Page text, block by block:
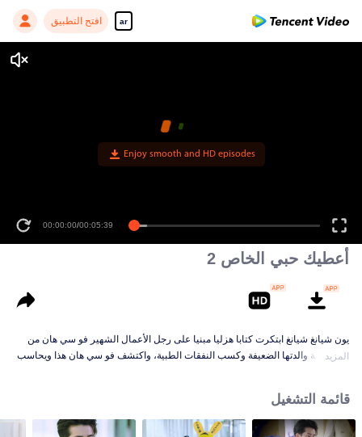
ar افتح التطبيق
Enjoy smooth and HD episodes
00:00:00/00:05:39
أعطيك حبي الخاص 2
يون شيانغ شيانغ ابتكرت كتابا هزليا مبنيا على رجل الأعمال الشهير فو سي هان من
أجل رعاية والدتها الضعيفة وكسب النفقات الطبية، واكتشف فو سي هان هذا ويحاسب
خطيبته!
المزيد
قائمة التشغيل